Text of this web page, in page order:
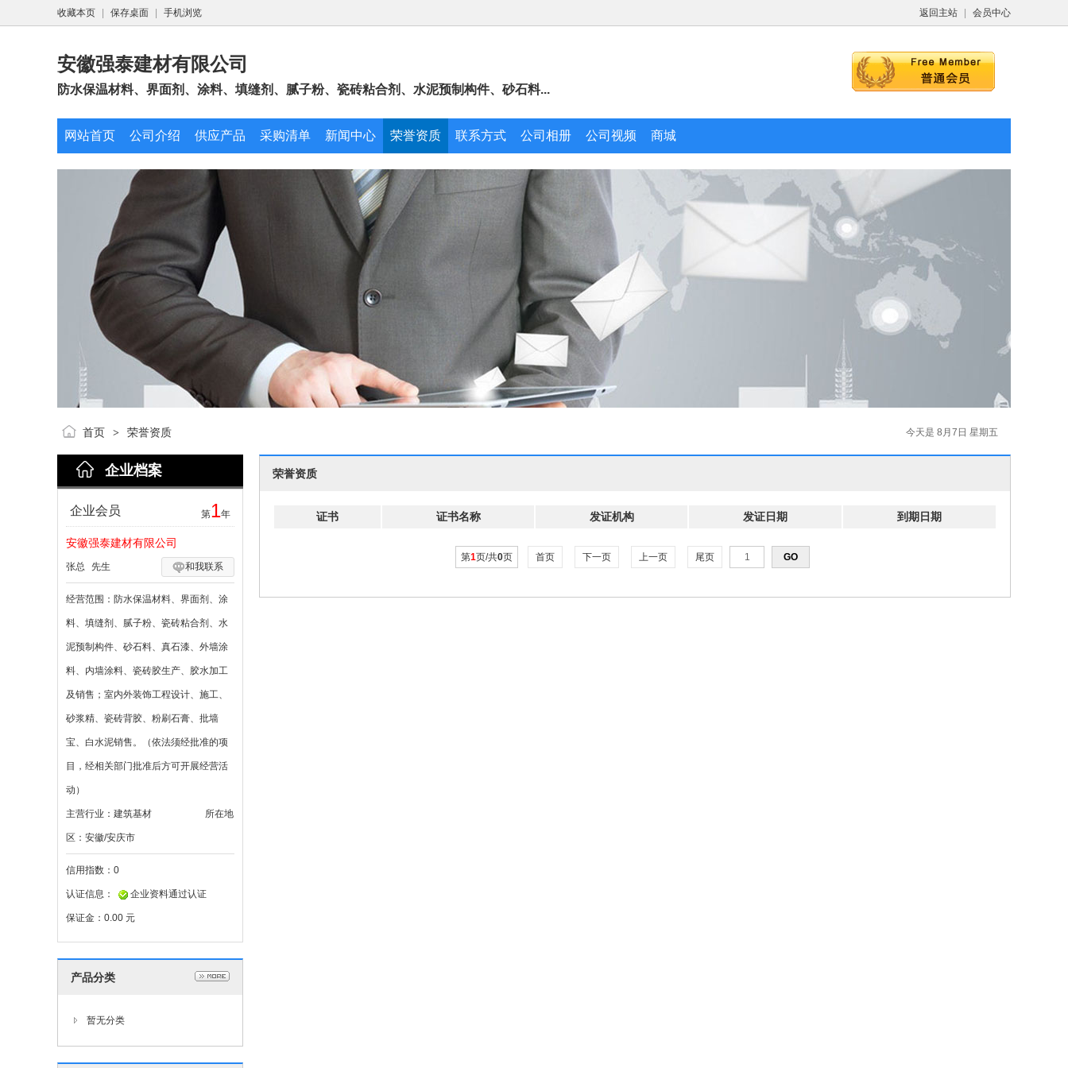
返回主站 会员中心
收藏本页 保存桌面 手机浏览
安徽强泰建材有限公司
防水保温材料、界面剂、涂料、填缝剂、腻子粉、瓷砖粘合剂、水泥预制构件、砂石料...
网站首页 公司介绍 供应产品 采购清单 新闻中心 荣誉资质 联系方式 公司相册 公司视频 商城
今天是 8月7日 星期五
首页 > 荣誉资质
企业档案
企业会员 第1年
安徽强泰建材有限公司
张总 先生 和我联系
经营范围： 防水保温材料、界面剂、涂
料、填缝剂、腻子粉、瓷砖粘合剂、水
泥预制构件、砂石料、真石漆、外墙涂
料、内墙涂料、瓷砖胶生产、胶水加工
及销售；室内外装饰工程设计、施工、
砂浆精、瓷砖背胶、粉刷石膏、批墙
宝、白水泥销售。（依法须经批准的项
目，经相关部门批准后方可开展经营活
动）
主营行业： 建筑基材 所在地
区： 安徽/安庆市
信用指数： 0
认证信息： 企业资料通过认证
保证金： 0.00 元
产品分类
暂无分类
荣誉资质
证书 证书名称 发证机构 发证日期 到期日期
第1页/共0页 首页 下一页 上一页 尾页